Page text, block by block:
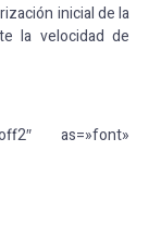
inicial de la
la velocidad de
as=»font»